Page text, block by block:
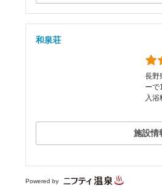
和泉荘
長野
ーで
入浴
施設情
Powered by